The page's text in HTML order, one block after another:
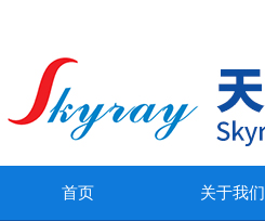
首页 关于我们